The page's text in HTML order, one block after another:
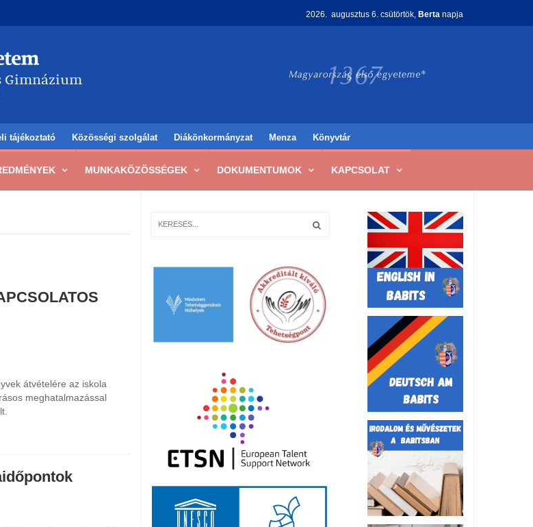
2026. augusztus 6. csütörtök, Berta napja
tájékoztató Közösségi szolgálat Diákönkormányzat Menza Könyvtár
MUNKAKÖZÖSSÉGEK DOKUMENTUMOK KAPCSOLAT
átvételére az iskola
meghatalmazással